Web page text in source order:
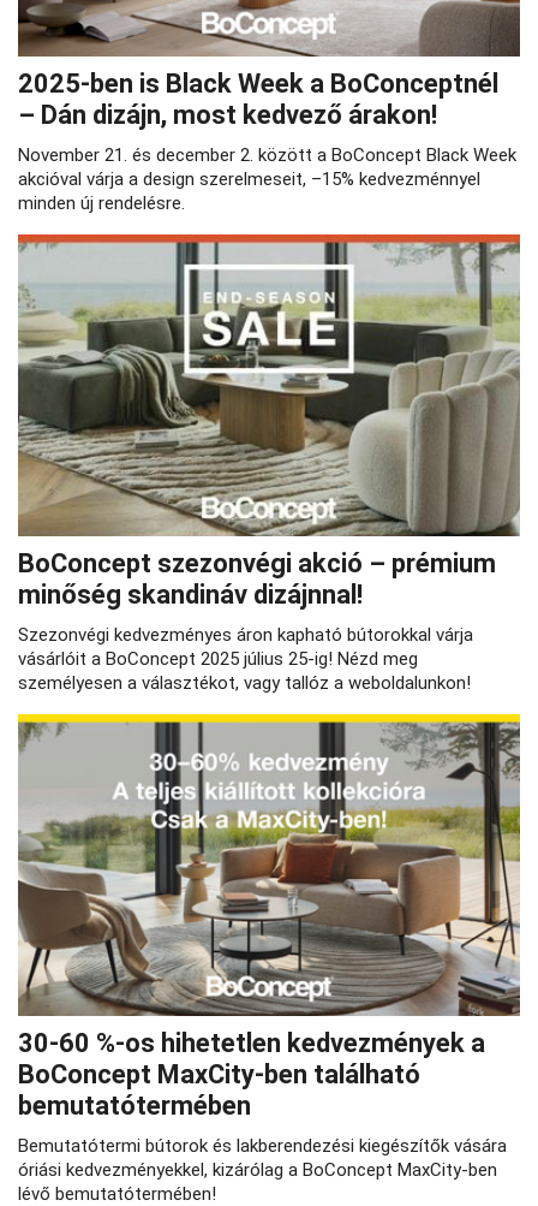
2025-ben is Black Week a BoConceptnél
– Dán dizájn, most kedvező árakon!
November 21. és december 2. között a BoConcept Black Week
akcióval várja a design szerelmeseit, –15% kedvezménnyel
minden új rendelésre.
BoConcept szezonvégi akció – prémium
minőség skandináv dizájnnal!
Szezonvégi kedvezményes áron kapható bútorokkal várja
vásárlóit a BoConcept 2025 július 25-ig! Nézd meg
személyesen a választékot, vagy tallóz a weboldalunkon!
30-60 %-os hihetetlen kedvezmények a
BoConcept MaxCity-ben található
bemutatótermében
Bemutatótermi bútorok és lakberendezési kiegészítők vására
óriási kedvezményekkel, kizárólag a BoConcept MaxCity-ben
lévő bemutatótermében!